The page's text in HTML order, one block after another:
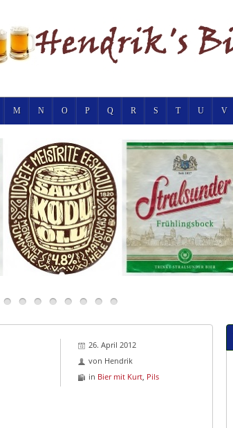
M N O P Q R S T U V
26. April 2012
von Hendrik
in Bier mit Kurt, Pils